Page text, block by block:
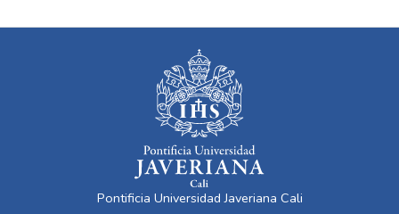
Mediante un análisis detallado del clima
local, la normativa urbanística y el contexto
urbano-arquitectónico, se propone integrar
estrategias bioclimáticas pasivas y activas
—como ventilación cruzada, parasoles,
extrusiones en fachada y áreas verdes en
altura— para optimizar el confort térmico y
la eficiencia energética. La propuesta busca
Pontificia Universidad Javeriana Cali